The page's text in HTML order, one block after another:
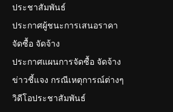
ประชาสัมพันธ์
ประกาศผู้ชนะการเสนอราคา
จัดซื้อ จัดจ้าง
ประกาศแผนการจัดซื้อ จัดจ้าง
ข่าวชี้แจง กรณีเหตุการณ์ต่างๆ
วิดีโอประชาสัมพันธ์